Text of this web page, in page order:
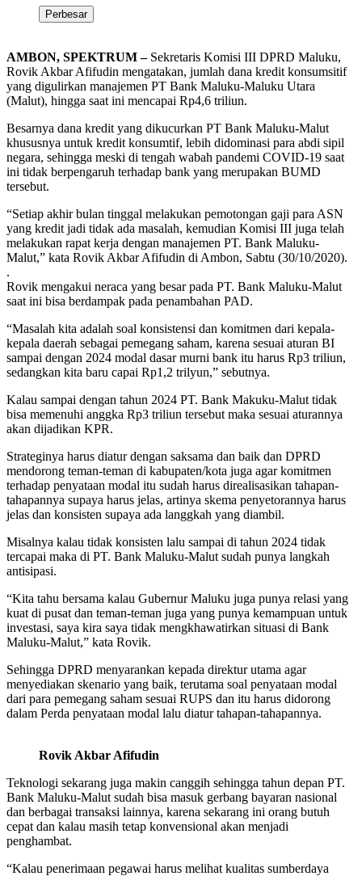
Perbesar
AMBON, SPEKTRUM – Sekretaris Komisi III DPRD Maluku,
Rovik Akbar Afifudin mengatakan, jumlah dana kredit konsumsitif
yang digulirkan manajemen PT Bank Maluku-Maluku Utara
(Malut), hingga saat ini mencapai Rp4,6 triliun.
Besarnya dana kredit yang dikucurkan PT Bank Maluku-Malut
khususnya untuk kredit konsumtif, lebih didominasi para abdi sipil
negara, sehingga meski di tengah wabah pandemi COVID-19 saat
ini tidak berpengaruh terhadap bank yang merupakan BUMD
tersebut.
“Setiap akhir bulan tinggal melakukan pemotongan gaji para ASN
yang kredit jadi tidak ada masalah, kemudian Komisi III juga telah
melakukan rapat kerja dengan manajemen PT. Bank Maluku-
Malut,” kata Rovik Akbar Afifudin di Ambon, Sabtu (30/10/2020).
.
Rovik mengakui neraca yang besar pada PT. Bank Maluku-Malut
saat ini bisa berdampak pada penambahan PAD.
“Masalah kita adalah soal konsistensi dan komitmen dari kepala-
kepala daerah sebagai pemegang saham, karena sesuai aturan BI
sampai dengan 2024 modal dasar murni bank itu harus Rp3 triliun,
sedangkan kita baru capai Rp1,2 trilyun,” sebutnya.
Kalau sampai dengan tahun 2024 PT. Bank Makuku-Malut tidak
bisa memenuhi anggka Rp3 triliun tersebut maka sesuai aturannya
akan dijadikan KPR.
Strateginya harus diatur dengan saksama dan baik dan DPRD
mendorong teman-teman di kabupaten/kota juga agar komitmen
terhadap penyataan modal itu sudah harus direalisasikan tahapan-
tahapannya supaya harus jelas, artinya skema penyetorannya harus
jelas dan konsisten supaya ada langgkah yang diambil.
Misalnya kalau tidak konsisten lalu sampai di tahun 2024 tidak
tercapai maka di PT. Bank Maluku-Malut sudah punya langkah
antisipasi.
“Kita tahu bersama kalau Gubernur Maluku juga punya relasi yang
kuat di pusat dan teman-teman juga yang punya kemampuan untuk
investasi, saya kira saya tidak mengkhawatirkan situasi di Bank
Maluku-Malut,” kata Rovik.
Sehingga DPRD menyarankan kepada direktur utama agar
menyediakan skenario yang baik, terutama soal penyataan modal
dari para pemegang saham sesuai RUPS dan itu harus didorong
dalam Perda penyataan modal lalu diatur tahapan-tahapannya.
Rovik Akbar Afifudin
Teknologi sekarang juga makin canggih sehingga tahun depan PT.
Bank Maluku-Malut sudah bisa masuk gerbang bayaran nasional
dan berbagai transaksi lainnya, karena sekarang ini orang butuh
cepat dan kalau masih tetap konvensional akan menjadi
penghambat.
“Kalau penerimaan pegawai harus melihat kualitas sumberdaya